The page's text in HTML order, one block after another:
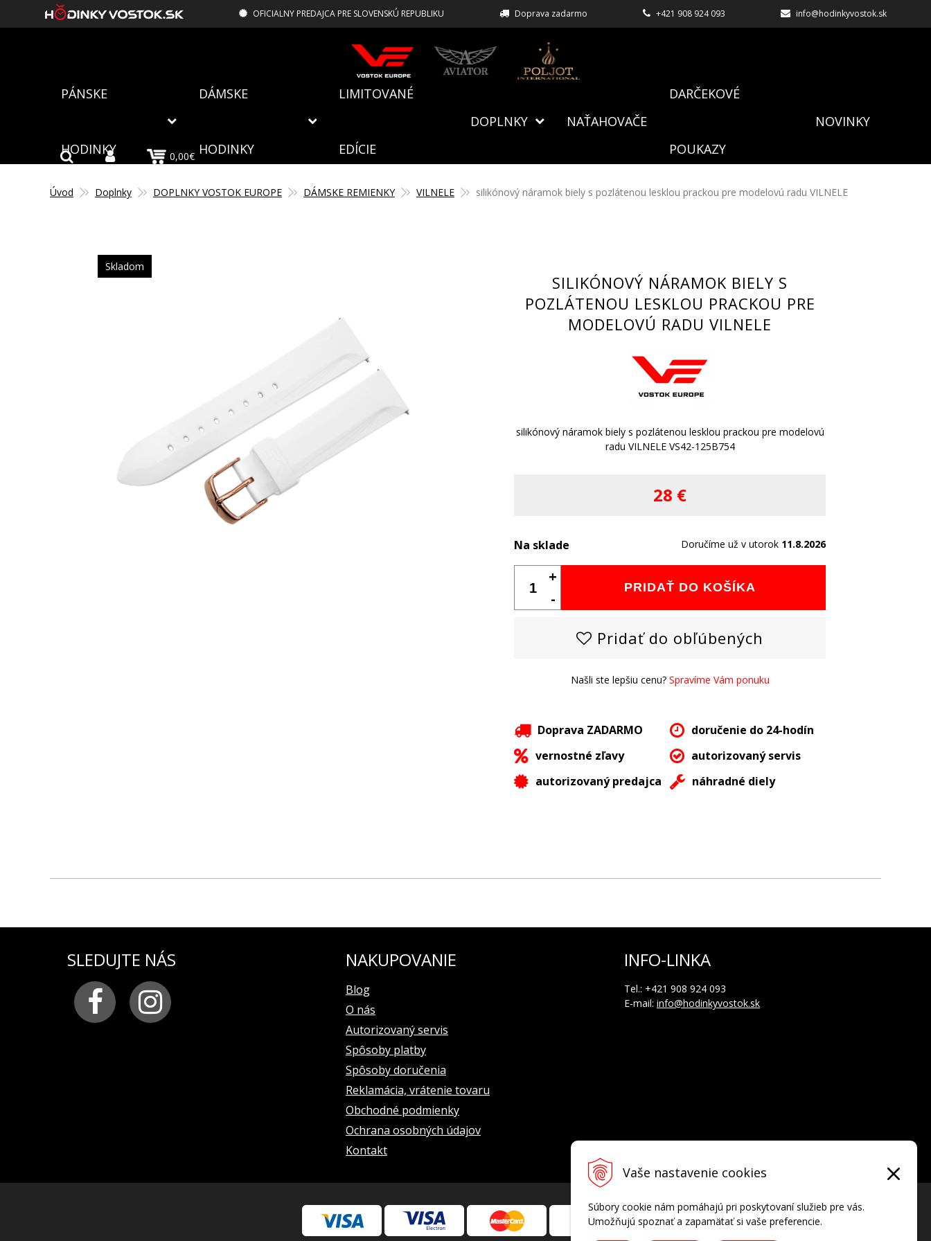
Vaše nastavenie cookies
Súbory cookie nám pomáhajú pri poskytovaní služieb pre vás.
Umožňujú spoznať a zapamätať si vaše preferencie.
OFICIALNY PREDAJCA PRE SLOVENSKÚ REPUBLIKU Doprava zadarmo +421 908 924 093 info@hodinkyvostok.sk
PÁNSKE
HODINKY
DÁMSKE
HODINKY
LIMITOVANÉ
EDÍCIE
DOPLNKY NAŤAHOVAČE
DARČEKOVÉ
POUKAZY
NOVINKY
0,00€
Úvod Doplnky DOPLNKY VOSTOK EUROPE DÁMSKE REMIENKY VILNELE silikónový náramok biely s pozlátenou lesklou prackou pre modelovú radu VILNELE
Skladom
SILIKÓNOVÝ NÁRAMOK BIELY S
POZLÁTENOU LESKLOU PRACKOU PRE
MODELOVÚ RADU VILNELE
silikónový náramok biely s pozlátenou lesklou prackou pre modelovú
radu VILNELE VS42-125B754
28 €
Na sklade Doručíme už v utorok 11.8.2026
PRIDAŤ DO KOŠÍKA
+
-
Pridať do obľúbených
Našli ste lepšiu cenu? Spravíme Vám ponuku
Doprava ZADARMO
doručenie do 24-hodín
vernostné zľavy
autorizovaný servis
autorizovaný predajca
náhradné diely
SLEDUJTE NÁS NAKUPOVANIE
Blog
O nás
Autorizovaný servis
Spôsoby platby
Spôsoby doručenia
Reklamácia, vrátenie tovaru
Obchodné podmienky
Ochrana osobných údajov
Kontakt
INFO-LINKA
Tel.: +421 908 924 093
E-mail: info@hodinkyvostok.sk